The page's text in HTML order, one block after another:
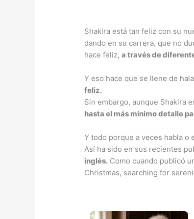
Shakira está tan feliz con su
dando en su carrera, que no
hace feliz,a través de
Y eso hace que se llene de
feliz.
Sin embargo, aunque Shakira
hasta el más mínimo detalle
Y todo porque a veces habla o
Así ha sido en sus recientes
inglés. Como cuando publicó
Christmas, searching for